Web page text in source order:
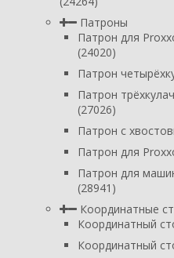
Патроны
Патрон для
(24020)
Патрон
Патрон
(27026)
Патрон с
Патрон для
Патрон для
(28941)
Координатные
Координатный
Координатный